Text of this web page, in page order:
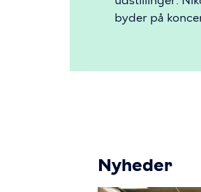
byder på
Nyheder